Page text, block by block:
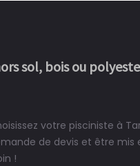
sol, bois ou
votre pisciniste à
de devis et être mis
!
enfin réalité,
moi.